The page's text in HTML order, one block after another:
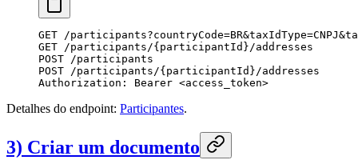
GET /
GET /participants/{participantId}/addresses
POST /participants
POST /participants/{participantId}/addresses
Authorization : Bearer <access_token>
Detalhes do endpoint: Participantes.
3) Criar um documento